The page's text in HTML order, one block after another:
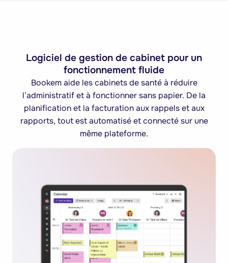
Logiciel de gestion de cabinet pour un
fonctionnement fluide
Bookem aide les cabinets de santé à réduire
l’administratif et à fonctionner sans papier. De la
planification et la facturation aux rappels et aux
rapports, tout est automatisé et connecté sur une
même plateforme.